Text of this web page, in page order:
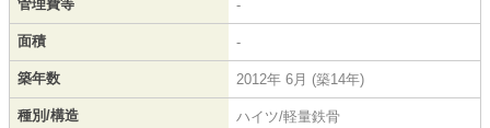
管理費等 -
面積 -
築年数 2012年 6月 (築14年)
種別/構造 ハイツ/軽量鉄骨